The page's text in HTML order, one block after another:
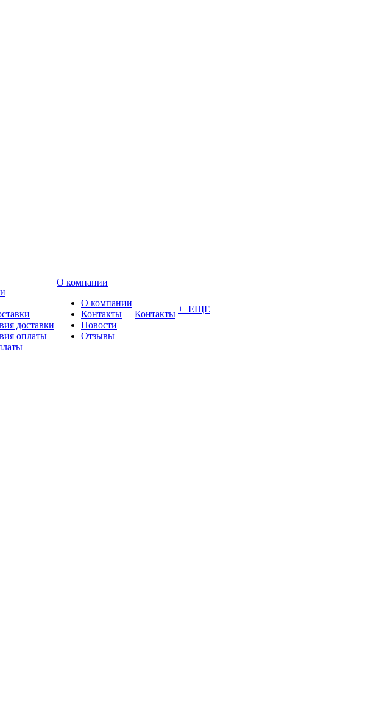
доставки
оплаты
О компании
О компании
Контакты
Новости
Отзывы
Контакты + ЕЩЕ